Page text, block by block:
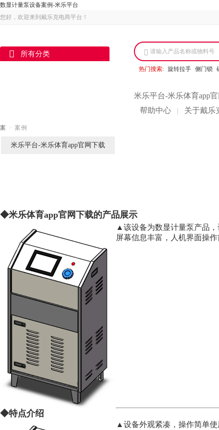
数显计量泵设备案例-米乐平台
您好，欢迎来到戴乐克电商平台！
所有分类 请输入产品名称或物料号
热门搜索: 旋转拉手 侧门锁
米乐平台-米乐体育app
帮助中心
关于戴乐
案 > 案例
米乐平台-米乐体育app官网下载
◆米乐体育app官网下载的产品展示
▲该设备为数显计量泵产品
屏幕信息丰富，人机界面操
◆特点介绍
▲设备外观紧凑，操作简单